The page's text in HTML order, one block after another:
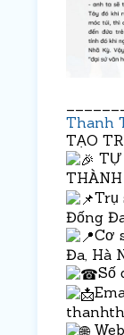
Thanh
TẠO
TỰ
THÀNH
Trụ
Đống
Cơ
Đa, Hà
Số